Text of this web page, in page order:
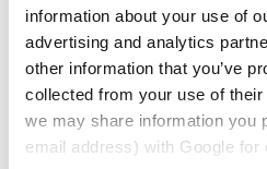
information about your use of
advertising and analytics
other information that you’ve
collected from your use of
we may share information you
email address) with Google for